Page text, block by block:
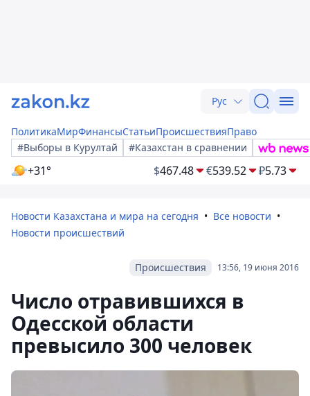
Рус
ПолитикаМирФинансыСтатьиПроисшествияПраво
#Выборы в Курултай
#Казахстан в сравнении
+31° $467.48 €539.52 ₽5.73
Новости Казахстана и мира на сегодня
Все новости
Новости происшествий
13:56, 19 июня 2016
Происшествия
Число отравившихся в
Одесской области
превысило 300 человек